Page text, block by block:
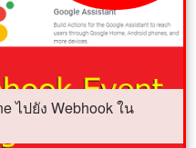
ไปยัง Webhook ใน